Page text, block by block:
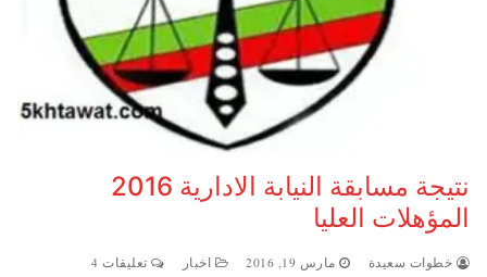
نتيجة مسابقة النيابة الادارية 2016
المؤهلات العليا
خطوات سعيدة مارس 19, 2016 اخبار تعليقات 4